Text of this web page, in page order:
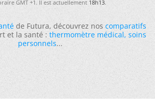
GMT +1. Il est actuellement18h13.
de Futura, découvrez noscomparatifs
et la santé :thermomètre médical,soins
personnels...